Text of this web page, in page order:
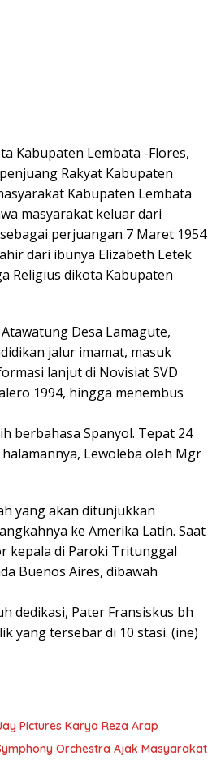
Kabupaten Lembata -Flores,
Rakyat Kabupaten
Kabupaten Lembata
masyarakat keluar dari
perjuangan 7 Maret 1954
dari ibunya Elizabeth Letek
Religius dikota Kabupaten
Desa Lamagute,
jalur imamat, masuk
lanjut di Novisiat SVD
1994, hingga menembus
berbahasa Spanyol. Tepat 24
Lewoleba oleh Mgr
yang akan ditunjukkan
ke Amerika Latin. Saat
kepala di Paroki Tritunggal
Buenos Aires, dibawah
dedikasi, Pater Fransiskus bh
yang tersebar di 10 stasi. (ine)
Pictures Karya Reza Arap
Orchestra Ajak Masyarakat